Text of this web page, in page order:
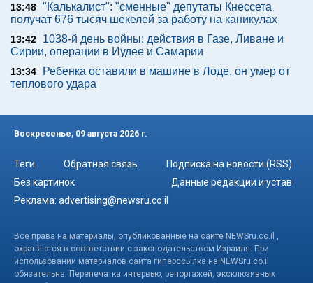
13:48 "Калькалист": "сменные" депутаты Кнессета
получат 676 тысяч шекелей за работу на каникулах
13:42
1038-й день войны: действия в Газе, Ливане и
Сирии, операции в Иудее и Самарии
13:34
Ребенка оставили в машине в Лоде, он умер от
теплового удара
Воскресенье, 09 августа 2026 г.
Теги Обратная связь
Подписка на новости (RSS)
Без картинок
Данные редакции и устав
Реклама: advertising@newsru.co.il
Все права на материалы, опубликованные на сайте NEWSru.co.il ,
охраняются в соответствии с законодательством Израиля. При
использовании материалов сайта гиперссылка на NEWSru.co.il
обязательна. Перепечатка интервью, репортажей, эксклюзивных